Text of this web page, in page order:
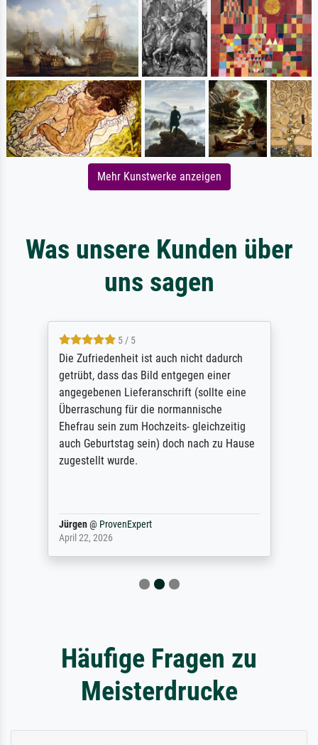
Mehr Kunstwerke anzeigen
Was unsere Kunden über
uns sagen
5 / 5
Die Zufriedenheit ist auch nicht dadurch
getrübt, dass das Bild entgegen einer
angegebenen Lieferanschrift (sollte eine
Überraschung für die normannische
Ehefrau sein zum Hochzeits- gleichzeitig
auch Geburtstag sein) doch nach zu Hause
zugestellt wurde.
Jürgen@ ProvenExpert
April 22, 2026
Häufige Fragen zu
Meisterdrucke